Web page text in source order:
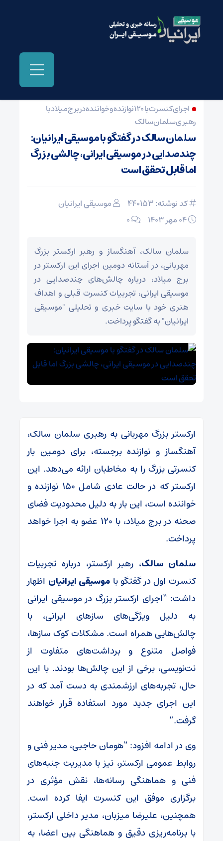
اجرای کنسرت با ۱۲۰ نوازنده و خواننده در برج میلاد با
رهبری سلمان سالک
سلمان سالک در گفتگو با موسیقی ایرانیان:
چندصدایی در موسیقی ایرانی، چالشی بزرگ
اما قابل تحقق است
کد نوشته: 440153
موسیقی ایرانیان
۰
سلمان سالک، آهنگساز و رهبر ارکستر بزرگ
مهربانی، در آستانه دومین اجرای این ارکستر در
برج میلاد، درباره چالش‌های چندصدایی در
موسیقی ایرانی، تجربیات کنسرت قبلی و اهداف
هنری خود با سایت خبری و تحلیلی "موسیقی
ایرانیان" به گفتگو پرداخت.
ارکستر بزرگ مهربانی به رهبری سلمان سالک،
آهنگساز و نوازنده برجسته، برای دومین بار
کنسرتی بزرگ را به مخاطبان ارائه می‌دهد. این
ارکستر که در حالت عادی شامل ۱۵۰ نوازنده و
خواننده است، این بار به دلیل محدودیت فضای
صحنه در برج میلاد، با ۱۲۰ عضو به اجرا خواهد
پرداخت.
سلمان سالک، رهبر ارکستر، درباره تجربیات
کنسرت اول در گفتگو با موسیقی ایرانیان اظهار
داشت: “اجرای ارکستر بزرگ در موسیقی ایرانی
به دلیل ویژگی‌های سازهای ایرانی، با
چالش‌هایی همراه است. مشکلات کوک سازها،
فواصل متنوع و برداشت‌های متفاوت از
نت‌نویسی، برخی از این چالش‌ها بودند. با این
حال، تجربه‌های ارزشمندی به دست آمد که در
این اجرای جدید مورد استفاده قرار خواهند
گرفت.”
وی در ادامه افزود: “هومان حاجبی، مدیر فنی و
روابط عمومی ارکستر، نیز با مدیریت جنبه‌های
فنی و هماهنگی رسانه‌ها، نقش مؤثری در
برگزاری موفق این کنسرت ایفا کرده است.
همچنین، علیرضا میزبان، مدیر داخلی ارکستر،
با برنامه‌ریزی دقیق و هماهنگی بین اعضا، به